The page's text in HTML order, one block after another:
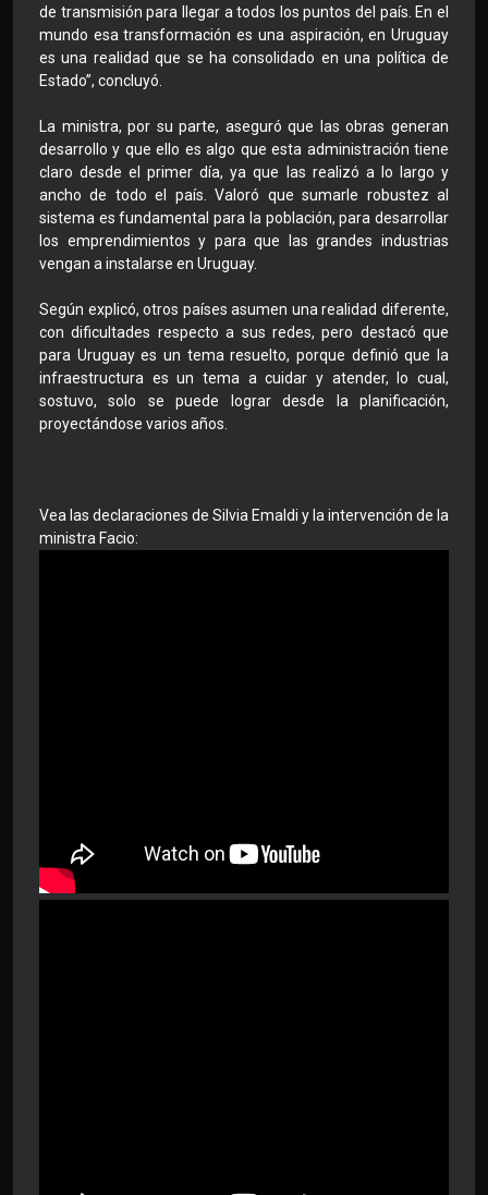
de transmisión para llegar a todos los puntos del país. En el
mundo esa transformación es una aspiración, en Uruguay
es una realidad que se ha consolidado en una política de
Estado”, concluyó.
La ministra, por su parte, aseguró que las obras generan
desarrollo y que ello es algo que esta administración tiene
claro desde el primer día, ya que las realizó a lo largo y
ancho de todo el país. Valoró que sumarle robustez al
sistema es fundamental para la población, para desarrollar
los emprendimientos y para que las grandes industrias
vengan a instalarse en Uruguay.
Según explicó, otros países asumen una realidad diferente,
con dificultades respecto a sus redes, pero destacó que
para Uruguay es un tema resuelto, porque definió que la
infraestructura es un tema a cuidar y atender, lo cual,
sostuvo, solo se puede lograr desde la planificación,
proyectándose varios años.
Vea las declaraciones de Silvia Emaldi y la intervención de la
ministra Facio: